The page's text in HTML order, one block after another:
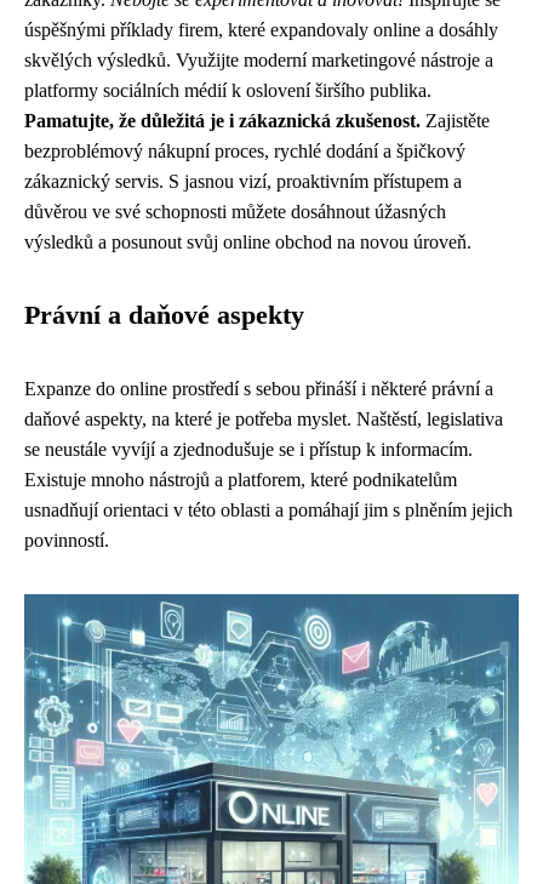
úspěšnými příklady firem, které expandovaly online a dosáhly
skvělých výsledků. Využijte moderní marketingové nástroje a
platformy sociálních médií k oslovení širšího publika.
Pamatujte, že důležitá je i zákaznická zkušenost. Zajistěte
bezproblémový nákupní proces, rychlé dodání a špičkový
zákaznický servis. S jasnou vizí, proaktivním přístupem a
důvěrou ve své schopnosti můžete dosáhnout úžasných
výsledků a posunout svůj online obchod na novou úroveň.
Právní a daňové aspekty
Expanze do online prostředí s sebou přináší i některé právní a
daňové aspekty, na které je potřeba myslet. Naštěstí, legislativa
se neustále vyvíjí a zjednodušuje se i přístup k informacím.
Existuje mnoho nástrojů a platforem, které podnikatelům
usnadňují orientaci v této oblasti a pomáhají jim s plněním jejich
povinností.